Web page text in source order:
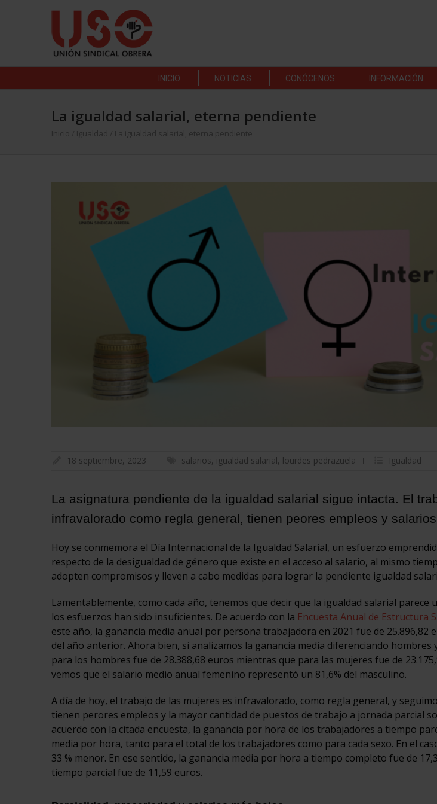
INICIO NOTICIAS CONÓCENOS INFORMACIÓN
La igualdad salarial, eterna pendiente
Inicio Igualdad La igualdad salarial, eterna pendiente
18 septiembre, 2023 salarios, igualdad salarial, lourdes pedrazuela Igualdad
La asignatura pendiente de la igualdad salarial sigue intacta. El
infravalorado como regla general, tienen peores empleos y
Hoy se conmemora el Día Internacional de la Igualdad Salarial, un esfuerzo
respecto de la desigualdad de género que existe en el acceso al salario, al mismo
adopten compromisos y lleven a cabo medidas para lograr la pendiente igualdad
Lamentablemente, como cada año, tenemos que decir que la igualdad salarial parece
los esfuerzos han sido insuficientes. De acuerdo con la Encuesta Anual de Estructura
este año, la ganancia media anual por persona trabajadora en 2021 fue de 25.896,82
del año anterior. Ahora bien, si analizamos la ganancia media diferenciando hombres
para los hombres fue de 28.388,68 euros mientras que para las mujeres fue de
vemos que el salario medio anual femenino representó un 81,6% del masculino.
A día de hoy, el trabajo de las mujeres es infravalorado, como regla general, y
tienen perores empleos y la mayor cantidad de puestos de trabajo a jornada parcial
acuerdo con la citada encuesta, la ganancia por hora de los trabajadores a tiempo
media por hora, tanto para el total de los trabajadores como para cada sexo. En el
33 % menor. En ese sentido, la ganancia media por hora a tiempo completo fue de
tiempo parcial fue de 11,59 euros.